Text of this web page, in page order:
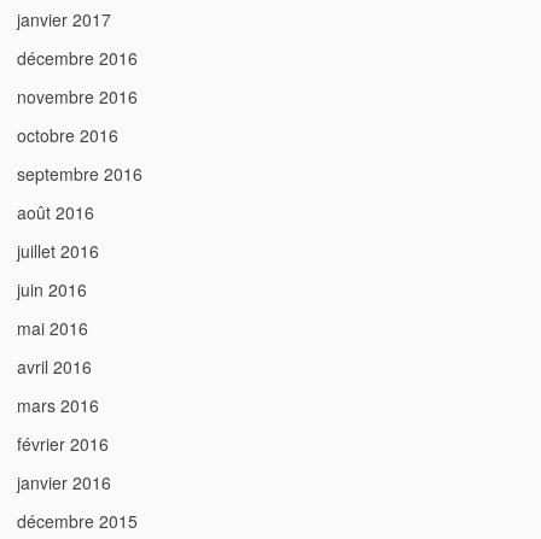
janvier 2017
décembre 2016
novembre 2016
octobre 2016
septembre 2016
août 2016
juillet 2016
juin 2016
mai 2016
avril 2016
mars 2016
février 2016
janvier 2016
décembre 2015